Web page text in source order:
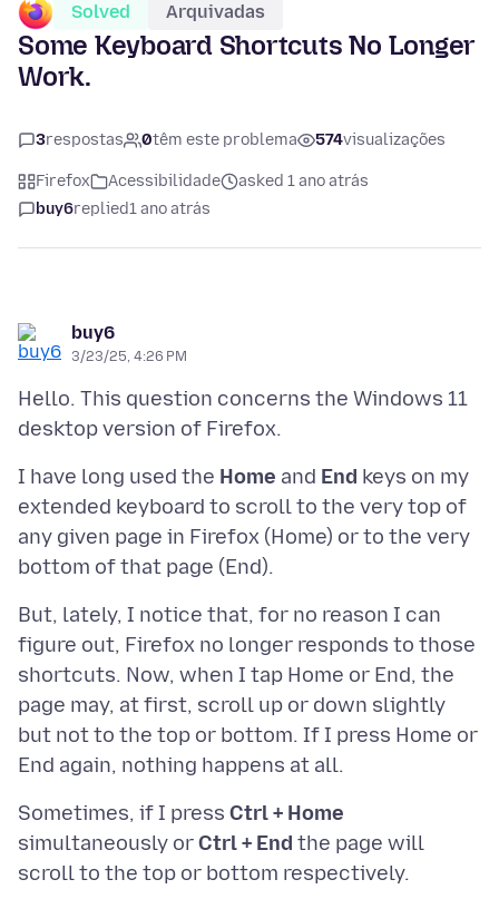
Solved Arquivadas
Some Keyboard Shortcuts No Longer
Work.
3respostas 0têm este problema 574visualizações
Firefox Acessibilidade
asked 1 ano atrás
buy6replied1 ano atrás
buy6
3/23/25, 4:26 PM
Hello. This question concerns the Windows 11
I have long used the Home and End keys on my
extended keyboard to scroll to the very top of
any given page in Firefox (Home) or to the very
But, lately, I notice that, for no reason I can
figure out, Firefox no longer responds to those
shortcuts. Now, when I tap Home or End, the
page may, at first, scroll up or down slightly
but not to the top or bottom. If I press Home or
Sometimes, if I press Ctrl + Home
simultaneously orCtrl + End the page will